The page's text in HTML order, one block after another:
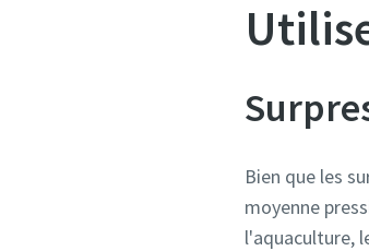
Bien que les
moyenne
l'aquaculture,